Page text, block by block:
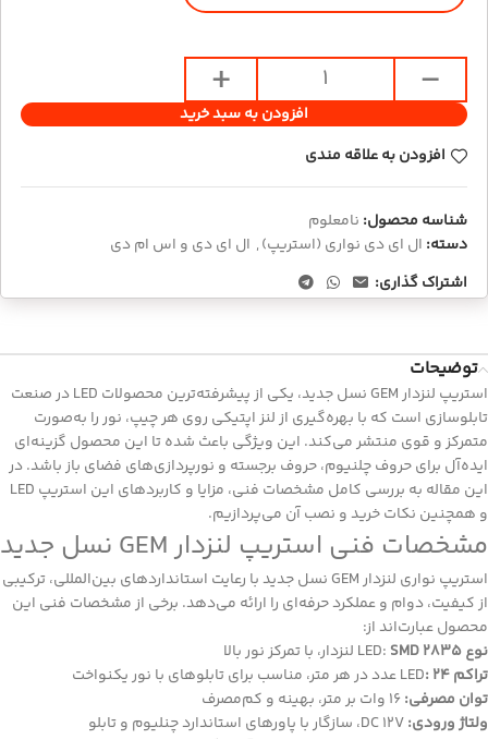
افزودن به سبد خرید
افزودن به علاقه مندی
شناسه محصول: نامعلوم
دسته: ال ای دی نواری (استریپ), ال ای دی و اس ام دی
اشتراک گذاری:
توضیحات
استریپ لنزدار GEM نسل جدید، یکی از پیشرفته‌ترین محصولات LED در صنعت
تابلوسازی است که با بهره‌گیری از لنز اپتیکی روی هر چیپ، نور را به‌صورت
متمرکز و قوی منتشر می‌کند. این ویژگی باعث شده تا این محصول گزینه‌ای
ایده‌آل برای حروف چلنیوم، حروف برجسته و نورپردازی‌های فضای باز باشد. در
این مقاله به بررسی کامل مشخصات فنی، مزایا و کاربردهای این استریپ LED
و همچنین نکات خرید و نصب آن می‌پردازیم.
مشخصات فنی استریپ لنزدار GEM نسل جدید
استریپ نواری لنزدار GEM نسل جدید با رعایت استانداردهای بین‌المللی، ترکیبی
از کیفیت، دوام و عملکرد حرفه‌ای را ارائه می‌دهد. برخی از مشخصات فنی این
محصول عبارت‌اند از:
نوعSMD 2835
لنزدار، با تمرکز نور بالا
تراکم: 24
عدد در هر متر، مناسب برای تابلوهای با نور یکنواخت
توان مصرفی:
ولتاژ ورودی: